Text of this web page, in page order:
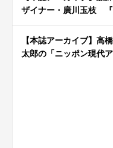
ザイナー・廣川玉枝
【本誌アーカイブ】高
太郎の「ニッポン現代